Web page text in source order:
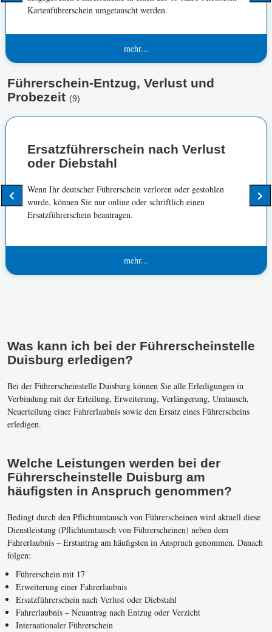
Kartenführerschein umgetauscht werden.
mehr...
Führerschein-Entzug, Verlust und
Probezeit (9)
Ersatzführerschein nach Verlust
oder Diebstahl
Wenn Ihr deutscher Führerschein verloren oder gestohlen
wurde, können Sie nur online oder schriftlich einen
Ersatzführerschein beantragen.
mehr...
Was kann ich bei der Führerscheinstelle
Duisburg erledigen?
Bei der Führerscheinstelle Duisburg können Sie alle Erledigungen in
Verbindung mit der Erteilung, Erweiterung, Verlängerung, Umtausch,
Neuerteilung einer Fahrerlaubnis sowie den Ersatz eines Führerscheins
erledigen.
Welche Leistungen werden bei der
Führerscheinstelle Duisburg am
häufigsten in Anspruch genommen?
Bedingt durch den Pflichtumtausch von Führerscheinen wird aktuell diese
Dienstleistung (Pflichtumtausch von Führerscheinen) neben dem
Fahrerlaubnis – Erstantrag am häufigsten in Anspruch genommen. Danach
folgen:
Führerschein mit 17
Erweiterung einer Fahrerlaubnis
Ersatzführerschein nach Verlust oder Diebstahl
Fahrerlaubnis – Neuantrag nach Entzug oder Verzicht
Internationaler Führerschein